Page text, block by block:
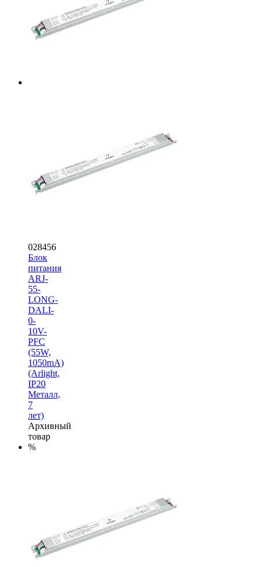
028456
Блок
питания
ARJ-
55-
LONG-
DALI-
0-
10V-
PFC
(55W,
1050mA)
(Arlight,
IP20
Металл,
7
лет)
Архивный
товар
%